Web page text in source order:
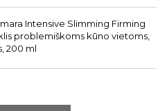
Intensive Slimming Firming
problemiškoms kūno vietoms,
200 ml